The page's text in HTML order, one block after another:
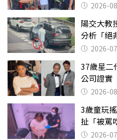
2026-
陽交大
分析「絕
行詭異
2026-
37歲星二
公司證
2026-
3歲童玩
扯「被罵
監 2026-